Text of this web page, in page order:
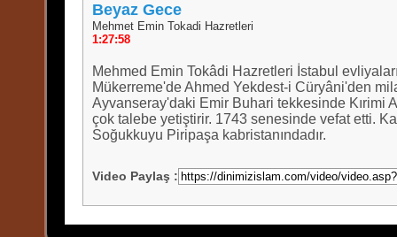
Beyaz Gece
Mehmet Emin Tokadi Hazretleri
1:27:58
Mehmed Emin Tokâdi Hazretleri İstabul
Mükerreme'de Ahmed Yekdest-i Cüryâni'den
Ayvanseray'daki Emir Buhari tekkesinde Kırimi
çok talebe yetiştirir. 1743 senesinde vefat etti.
Soğukkuyu Piripaşa kabristanındadır.
Video Paylaş :